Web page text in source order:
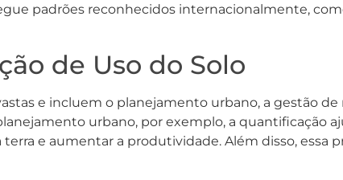
padrões reconhecidos internacionalmente,
de Uso do Solo
e incluem o planejamento urbano, a gestão de
urbano, por exemplo, a quantificação
e aumentar a produtividade. Além disso, essa